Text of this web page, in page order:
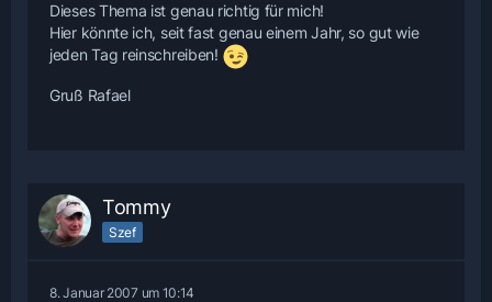
Dieses Thema ist genau richtig für mich!
Hier könnte ich, seit fast genau einem Jahr, so gut wie
jeden Tag reinschreiben!
Gruß Rafael
Tommy
Szef
8. Januar 2007 um 10:14